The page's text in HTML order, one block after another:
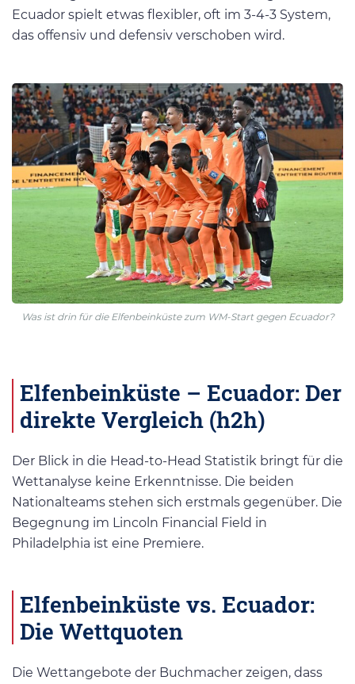
Ecuador spielt etwas flexibler, oft im 3-4-3 System,
das offensiv und defensiv verschoben wird.
Was ist drin für die Elfenbeinküste zum WM-Start gegen Ecuador?
Elfenbeinküste – Ecuador: Der
direkte Vergleich (h2h)
Der Blick in die Head-to-Head Statistik bringt für die
Wettanalyse keine Erkenntnisse. Die beiden
Nationalteams stehen sich erstmals gegenüber. Die
Begegnung im Lincoln Financial Field in
Philadelphia ist eine Premiere.
Elfenbeinküste vs. Ecuador:
Die Wettquoten
Die Wettangebote der Buchmacher zeigen, dass